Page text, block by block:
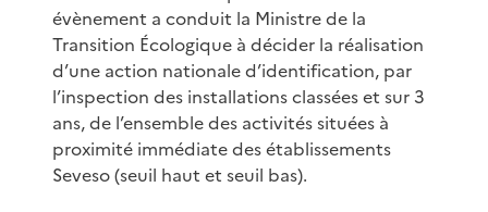
évènement a conduit la Ministre de la
Transition Écologique à décider la réalisation
d’une action nationale d’identification, par
l’inspection des installations classées et sur 3
ans, de l’ensemble des activités situées à
proximité immédiate des établissements
Seveso (seuil haut et seuil bas).